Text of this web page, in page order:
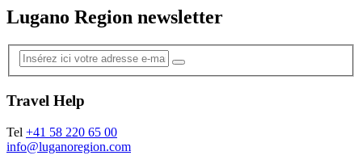
Lugano Region newsletter
Travel Help
Tel +41 58 220 65 00
info@luganoregion.com